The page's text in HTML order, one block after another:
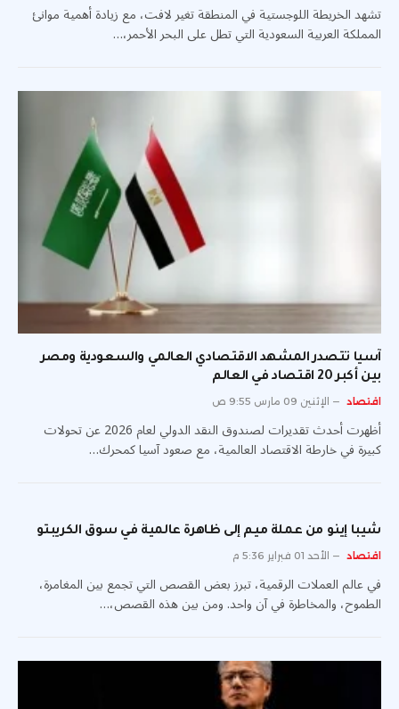
تشهد الخريطة اللوجستية في المنطقة تغير لافت، مع زيادة أهمية موانئ
المملكة العربية السعودية التي تطل على البحر الأحمر،…
آسيا تتصدر المشهد الاقتصادي العالمي والسعودية ومصر
بين أكبر 20 اقتصاد في العالم
اقتصاد الإثنين 09 مارس 9:55 ص
أظهرت أحدث تقديرات لصندوق النقد الدولي لعام 2026 عن تحولات
كبيرة في خارطة الاقتصاد العالمية، مع صعود آسيا كمحرك…
شيبا إينو من عملة ميم إلى ظاهرة عالمية في سوق الكريبتو
اقتصاد الأحد 01 فبراير 5:36 م
في عالم العملات الرقمية، تبرز بعض القصص التي تجمع بين المغامرة،
الطموح، والمخاطرة في آن واحد. ومن بين هذه القصص،…